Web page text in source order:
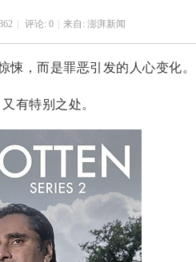
评论: 0 来自: 澎湃新闻
，而是罪恶引发的人心变化。
有特别之处。